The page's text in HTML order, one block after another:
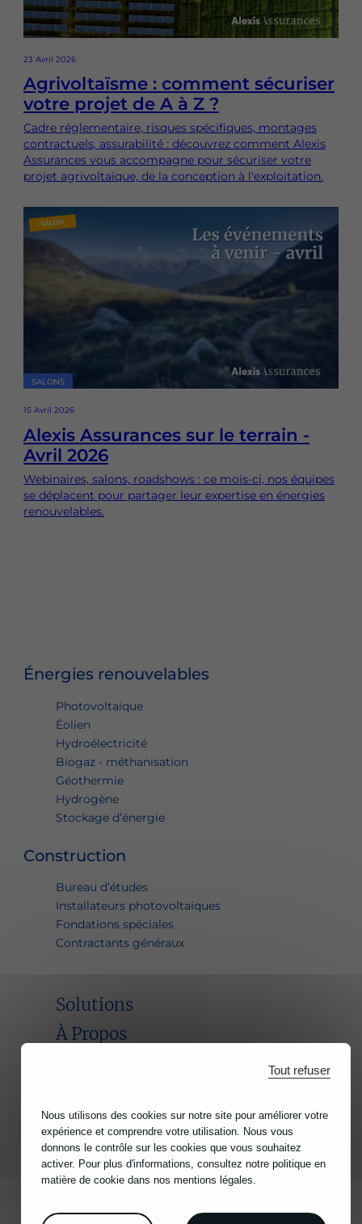
23 Avril 2026
Agrivoltaïsme : comment sécuriser
votre projet de A à Z ?
Cadre réglementaire, risques spécifiques, montages
contractuels, assurabilité : découvrez comment Alexis
Assurances vous accompagne pour sécuriser votre
projet agrivoltaïque, de la conception à l'exploitation.
SALONS
15 Avril 2026
Alexis Assurances sur le terrain -
Avril 2026
Webinaires, salons, roadshows : ce mois-ci, nos équipes
se déplacent pour partager leur expertise en énergies
renouvelables.
Énergies renouvelables
Photovoltaïque
Éolien
Hydroélectricité
Biogaz - méthanisation
Géothermie
Hydrogène
Stockage d’énergie
Construction
Bureau d’études
Installateurs photovoltaïques
Fondations spéciales
Contractants généraux
Solutions
À Propos
Contact
EXTRANET
Nous utilisons des cookies sur notre site pour améliorer votre
expérience et comprendre votre utilisation. Nous vous
donnons le contrôle sur les cookies que vous souhaitez
activer. Pour plus d'informations, consultez notre politique en
matière de cookie dans nos mentions légales.
Tout refuser